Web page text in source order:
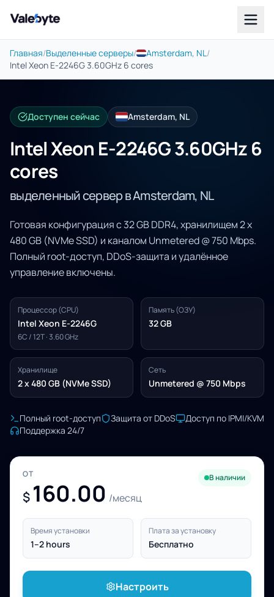
Valebyte
Главная/Выделенные серверы/ Amsterdam, NL/
Intel Xeon E-2246G 3.60GHz 6 cores
Доступен сейчас Amsterdam, NL
Intel Xeon E-2246G 3.60GHz 6
cores
выделенный сервер в Amsterdam, NL
Готовая конфигурация с 32 GB DDR4, хранилищем 2 x
480 GB (NVMe SSD) и каналом Unmetered @ 750 Mbps.
Полный root-доступ, DDoS-защита и удалённое
управление включены.
Процессор (CPU)
Intel Xeon E-2246G
6C / 12T · 3.60 GHz
Память (ОЗУ)
32 GB
Хранилище
2 x 480 GB (NVMe SSD)
Сеть
Unmetered @ 750 Mbps
Полный root-доступ Защита от DDoS
Доступ по IPMI/KVM
Поддержка 24/7
ОТ
$ 160.00 /месяц
В наличии
Время установки
1–2 hours
Плата за установку
Бесплатно
Настроить